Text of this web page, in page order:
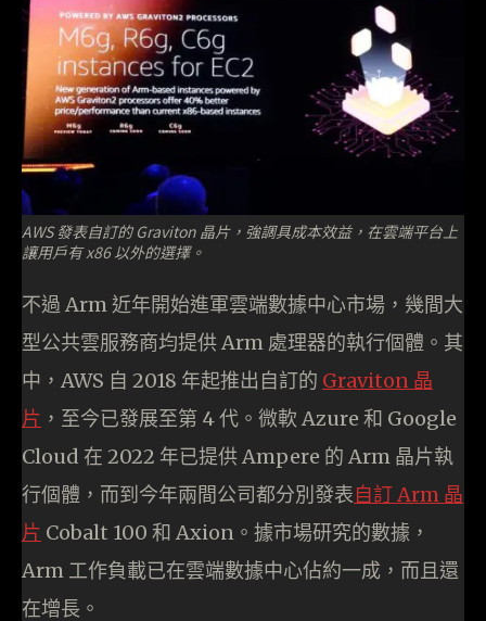
AWS 發表自訂的 Graviton 晶片，強調具成本效益，在雲端平台上
讓用戶有 x86 以外的選擇。
不過 Arm 近年開始進軍雲端數據中心市場，幾間大
型公共雲服務商均提供 Arm 處理器的執行個體。其
中，AWS 自 2018 年起推出自訂的 Graviton 晶
片 ，至今已發展至第 4 代。微軟 Azure 和 Google
Cloud 在 2022 年已提供 Ampere 的 Arm 晶片執
行個體，而到今年兩間公司都分別發表自訂 Arm 晶
片 Cobalt 100 和 Axion。據市場研究的數據，
Arm 工作負載已在雲端數據中心佔約一成，而且還
在增長。